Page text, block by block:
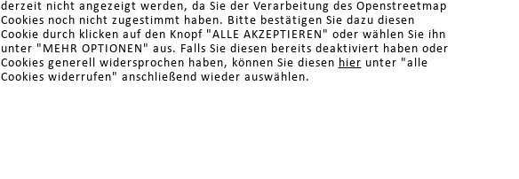
derzeit nicht angezeigt werden, da Sie der Verarbeitung des Openstreetmap
Cookies noch nicht zugestimmt haben. Bitte bestätigen Sie dazu diesen
Cookie durch klicken auf den Knopf "ALLE AKZEPTIEREN" oder wählen Sie ihn
unter "MEHR OPTIONEN" aus. Falls Sie diesen bereits deaktiviert haben oder
Cookies generell widersprochen haben, können Sie diesen hier unter "alle
Cookies widerrufen" anschließend wieder auswählen.